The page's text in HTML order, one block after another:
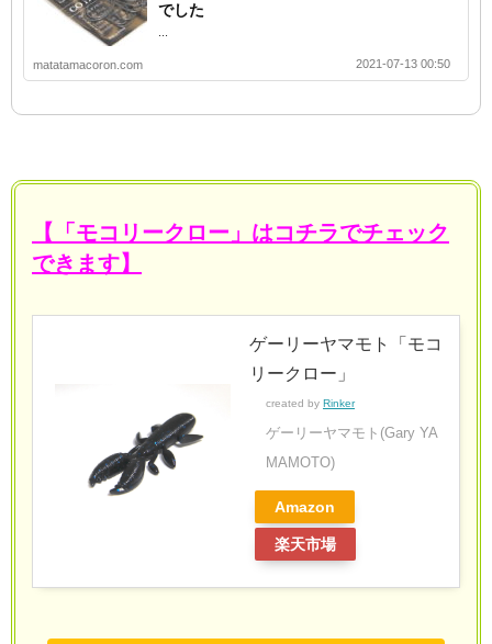
でした
...
matatamacoron.com 2021-07-13 00:50
【「モコリークロー」はコチラでチェック
できます】
ゲーリーヤマモト「モコ
リークロー」
created by Rinker
ゲーリーヤマモト(Gary YA
MAMOTO)
Amazon
楽天市場